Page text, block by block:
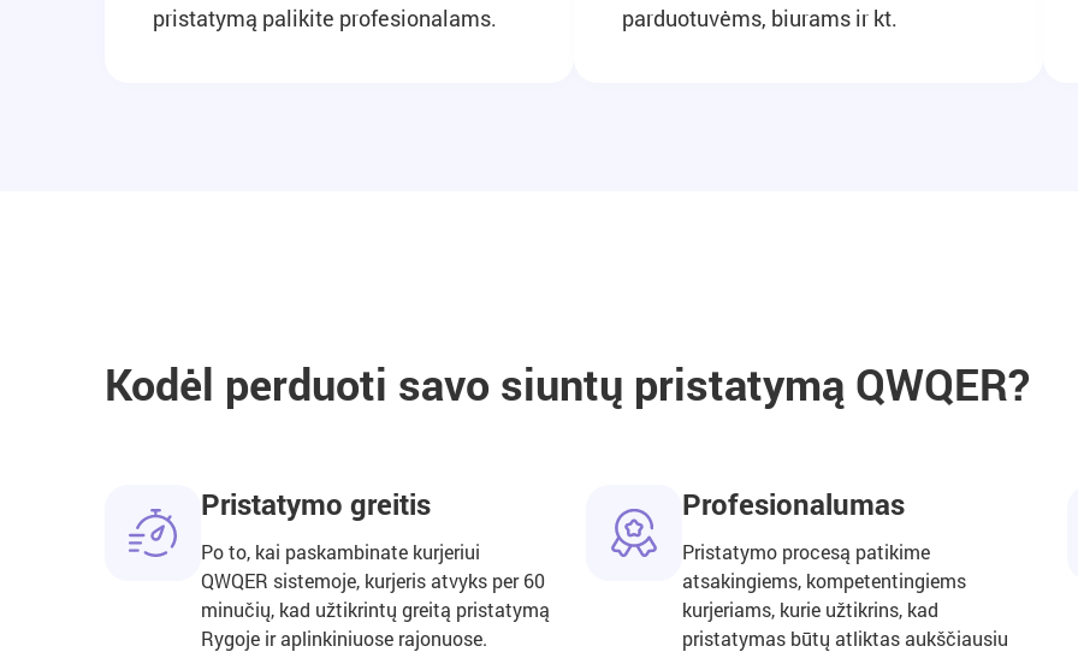
pristatymą palikite profesionalams.
parduotuvėms, biurams ir kt.
Kodėl perduoti savo siuntų pristatymą QWQER?
Pristatymo greitis
Po to, kai paskambinate kurjeriui
QWQER sistemoje, kurjeris atvyks per 60
minučių, kad užtikrintų greitą pristatymą
Rygoje ir aplinkiniuose rajonuose.
Profesionalumas
Pristatymo procesą patikime
atsakingiems, kompetentingiems
kurjeriams, kurie užtikrins, kad
pristatymas būtų atliktas aukščiausiu